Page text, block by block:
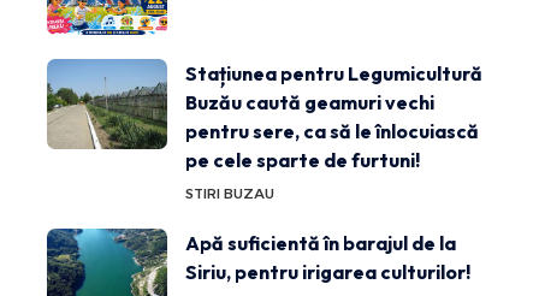
Stațiunea pentru Legumicultură
Buzău caută geamuri vechi
pentru sere, ca să le înlocuiască
pe cele sparte de furtuni!
STIRI BUZAU
Apă suficientă în barajul de la
Siriu, pentru irigarea culturilor!